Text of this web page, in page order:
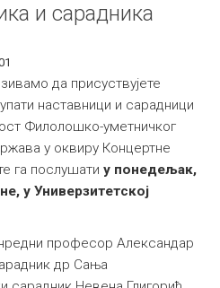
и сарадника
да присуствујете
наставници и сарадници
Филолошко-уметничког
у оквиру Концертне
га послушати у понедељак,
у Универзитетској
професор Александар
др Сања